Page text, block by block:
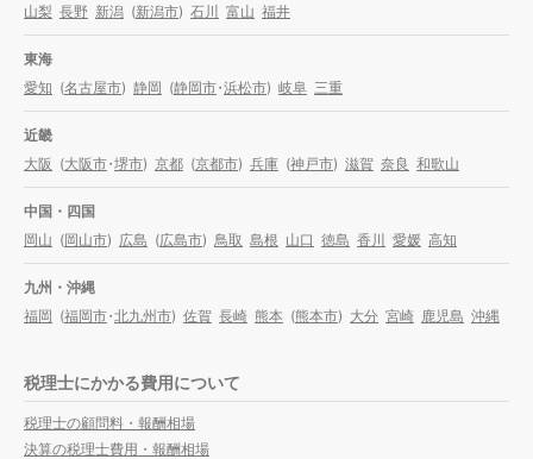
山梨 長野 新潟 (新潟市) 石川 富山 福井
東海
愛知 (名古屋市) 静岡 (静岡市・浜松市) 岐阜 三重
近畿
大阪 (大阪市・堺市) 京都 (京都市) 兵庫 (神戸市) 滋賀 奈良 和歌山
中国・四国
岡山 (岡山市) 広島 (広島市) 鳥取 島根 山口 徳島 香川 愛媛 高知
九州・沖縄
福岡 (福岡市・北九州市) 佐賀 長崎 熊本 (熊本市) 大分 宮崎 鹿児島 沖縄
税理士にかかる費用について
税理士の顧問料・報酬相場
決算の税理士費用・報酬相場